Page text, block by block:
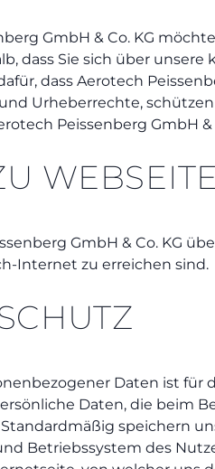
GmbH & Co. KG
dass Sie sich über
dass Aerotech
Urheberrechte,
Peissenberg GmbH
GmbH & Co. KG
Internet zu erreichen sind.
Daten ist für
Daten, die beim
speichern
Betriebssystem des